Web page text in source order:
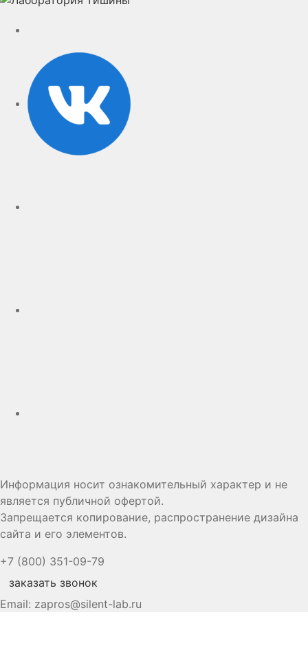
Информация носит ознакомительный характер и не
является публичной офертой.
Запрещается копирование, распространение дизайна
сайта и его элементов.
+7 (800) 351-09-79
заказать звонок
Email: zapros@silent-lab.ru